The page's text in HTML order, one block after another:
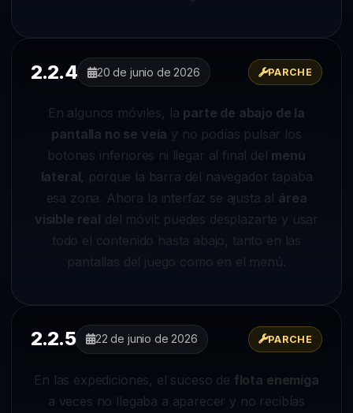
2.2.4 20 de junio de 2026 PARCHE
En algunos móviles, la parte de abajo de la
pantalla no se veía y no podías pulsar los
botones inferiores ni llegar al final del menú
lateral, porque la barra del navegador tapaba
esa zona. Ahora la interfaz se ajusta al área
visible real del móvil: puedes desplazarte y usar
todo el contenido hasta abajo, tanto en las
pantallas del juego como en el menú.
2.2.5 22 de junio de 2026 PARCHE
En las expediciones, el suceso de flota enemiga
a veces no llegaba a aparecer y no recibías